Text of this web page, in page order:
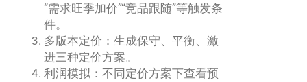
“需求旺季加价”“竞品跟随”等触发条
件。
多版本定价：生成保守、平衡、激
进三种定价方案。
利润模拟：不同定价方案下查看预